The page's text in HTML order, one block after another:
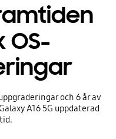
OS-
och 6 år av
A16 5G uppdaterad